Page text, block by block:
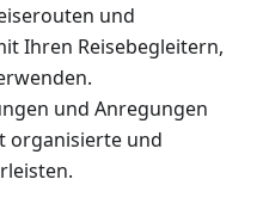
und
Ihren Reisebegleitern,
und Anregungen
organisierte und